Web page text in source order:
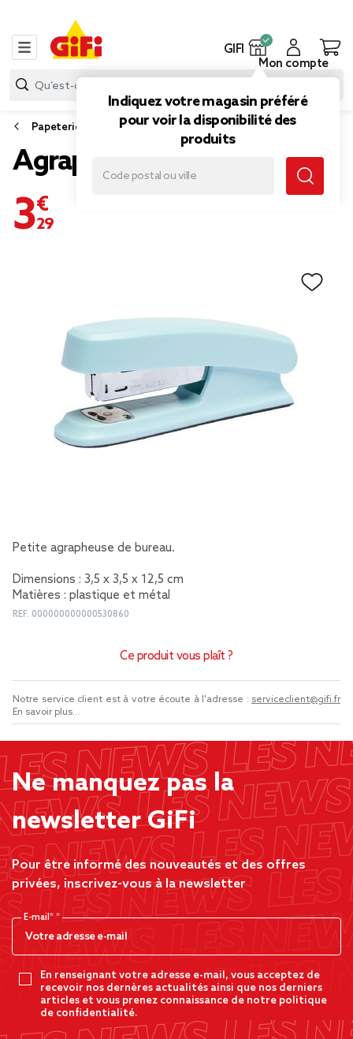
GIFI
Indiquez votre magasin préféré
pour voir la disponibilité des
produits
Mon compte
Papeterie et fournitures bureau
Agrapheuse bleue
3,29 €
Petite agrapheuse de bureau.
Dimensions : 3,5 x 3,5 x 12,5 cm
Matières : plastique et métal
REF. 000000000000530860
Ce produit vous plaît ?
Notre service client est à votre écoute à l'adresse : serviceclient@gifi.fr
En savoir plus...
Ne manquez pas la
newsletter GiFi
Pour être informé des nouveautés et des offres
privées, inscrivez-vous à la newsletter
E-mail*
En renseignant votre adresse e-mail, vous acceptez de
recevoir nos dernères actualités ainsi que nos derniers
articles et vous prenez connaissance de notre politique
de confidentialité.